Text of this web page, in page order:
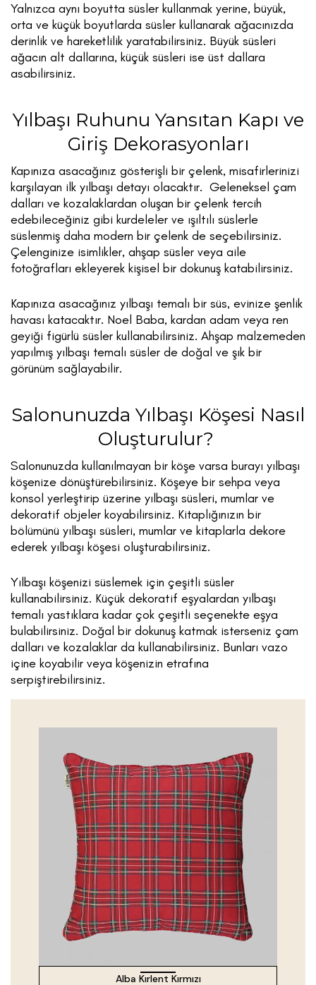
Yalnızca aynı boyutta süsler kullanmak yerine, büyük,
orta ve küçük boyutlarda süsler kullanarak ağacınızda
derinlik ve hareketlilik yaratabilirsiniz. Büyük süsleri
ağacın alt dallarına, küçük süsleri ise üst dallara
asabilirsiniz.
Yılbaşı Ruhunu Yansıtan Kapı ve
Giriş Dekorasyonları
Kapınıza asacağınız gösterişli bir çelenk, misafirlerinizi
karşılayan ilk yılbaşı detayı olacaktır. Geleneksel çam
dalları ve kozalaklardan oluşan bir çelenk tercih
edebileceğiniz gibi kurdeleler ve ışıltılı süslerle
süslenmiş daha modern bir çelenk de seçebilirsiniz.
Çelenginize isimlikler, ahşap süsler veya aile
fotoğrafları ekleyerek kişisel bir dokunuş katabilirsiniz.
Kapınıza asacağınız yılbaşı temalı bir süs, evinize şenlik
havası katacaktır. Noel Baba, kardan adam veya ren
geyiği figürlü süsler kullanabilirsiniz. Ahşap malzemeden
yapılmış yılbaşı temalı süsler de doğal ve şık bir
görünüm sağlayabilir.
Salonunuzda Yılbaşı Köşesi Nasıl
Oluşturulur?
Salonunuzda kullanılmayan bir köşe varsa burayı yılbaşı
köşenize dönüştürebilirsiniz. Köşeye bir sehpa veya
konsol yerleştirip üzerine yılbaşı süsleri, mumlar ve
dekoratif objeler koyabilirsiniz. Kitaplığınızın bir
bölümünü yılbaşı süsleri, mumlar ve kitaplarla dekore
ederek yılbaşı köşesi oluşturabilirsiniz.
Yılbaşı köşenizi süslemek için çeşitli süsler
kullanabilirsiniz. Küçük dekoratif eşyalardan yılbaşı
temalı yastıklara kadar çok çeşitli seçenekte eşya
bulabilirsiniz. Doğal bir dokunuş katmak isterseniz çam
dalları ve kozalaklar da kullanabilirsiniz. Bunları vazo
içine koyabilir veya köşenizin etrafına
serpiştirebilirsiniz.
Alba Kırlent Kırmızı